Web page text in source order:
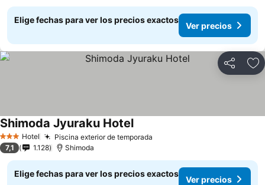
Elige fechas para ver los precios exactos
Ver precios
Compartir
3 Estrellas
Hotel Piscina exterior de temporada
Shimoda Jyuraku HotelVer precios
7,1 1.128 Shimoda
Elige fechas para ver los precios exactos
Ver precios